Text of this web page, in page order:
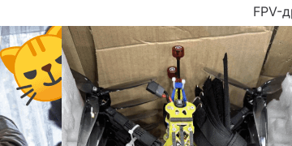
FPV-